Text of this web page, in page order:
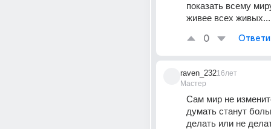
показать всему
живее всех
0
raven_232
Мастер
16лет
Сам мир не
думать станут
делать или не